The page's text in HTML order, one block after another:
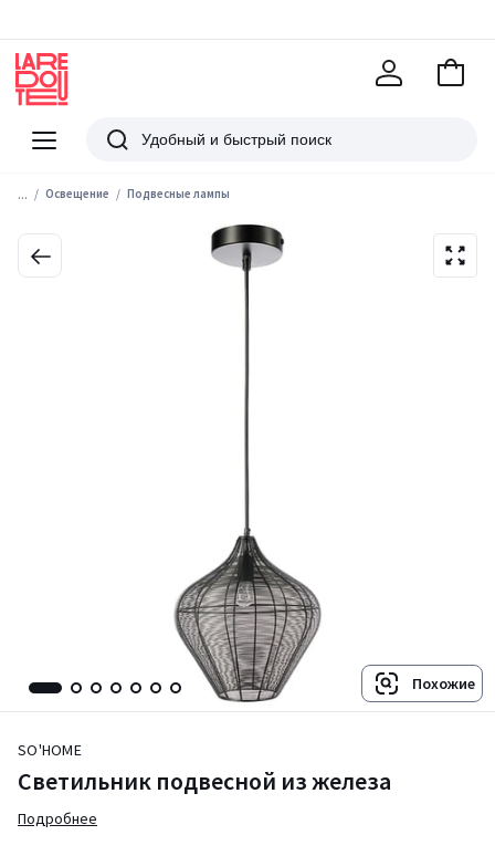
Меню
Redoute
Поиск
В
... Освещение Подвесные лампы
Похожие
SO'HOME
Светильник подвесной из железа
Подробнее